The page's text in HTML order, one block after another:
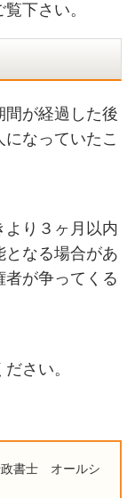
下さい。
間が経過した後
なっていたこ
より３ヶ月以内
となる場合があ
者が争ってくる
さい。
政書士 オールシ